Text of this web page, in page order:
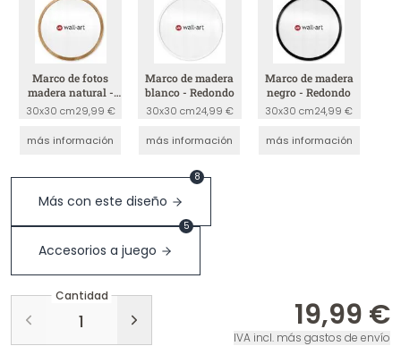
Marco de fotos
madera natural -
redondo
30x30 cm29,99 €
más información
Marco de madera
blanco - Redondo
30x30 cm24,99 €
más información
Marco de madera
negro - Redondo
30x30 cm24,99 €
más información
Más con este diseño
8
Accesorios a juego
5
Cantidad
19,99 €
IVA incl. más gastos de envío